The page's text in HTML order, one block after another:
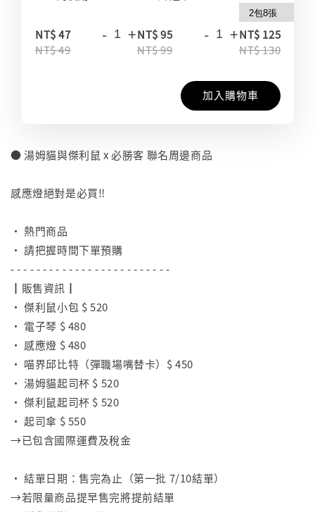
NT$ 47
NT$ 49
- +NT$ 95
NT$ 99
- +NT$ 125
NT$ 130
加入購物車
● 湯姆貓與傑利鼠 x 必勝客 聯名周邊商品
感應燈絕對是必買‼️
• 熱門商品
• 請把握時間下單預購
- - - - - - - - - - - - - - - - - - - - - - - - -
┃販售資訊┃
• 傑利鼠小包 $ 520
• 電子琴 $ 480
• 感應燈 $ 480
• 喵界邱比特（彈職場嘴替卡）$ 450
• 湯姆貓起司杯 $ 520
• 傑利鼠起司杯 $ 520
• 起司傘 $ 550
→已包含國際運費及稅金
• 結單日期：售完為止（第一批 7/10結單）
→若限量商品提早售完將提前結單